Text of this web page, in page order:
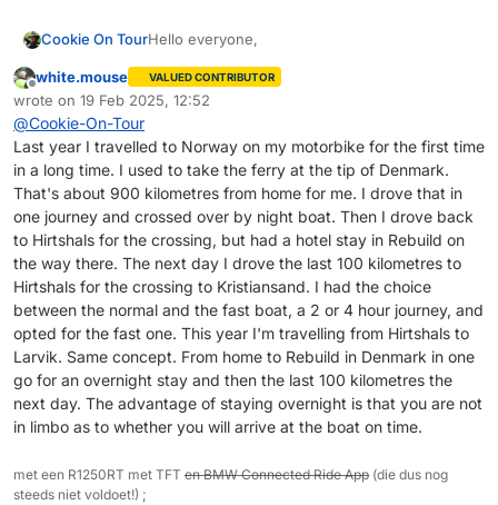
letzten 100 km. Der Vorteil der Übernachtung ist,
dass man nicht in der Schwebe ist, ob man
pünktlich am Boot ankommt.
Cookie On TourHello everyone,
This year we would like to go to Norway. 2
people, a car with trailer. We come from the
half of Germany before we arrive in northern
Germany. I was in Sweden last year. Fantastic.
Now, as I said, it's going to be Norway, and we
want to ‘shorten’ part of it ‘cheaply’ with
ferries. Do you have any routes/ferry
recommendations? Better to take a longer
ferry route or should we split and make a
detour? In total we have three weeks time.
Offline
white.mouse VALUED CONTRIBUTOR
wrote on 19 Feb 2025, 12:52
last edited by
@Cookie-On-Tour
Last year I travelled to Norway on my motorbike for the first time
in a long time. I used to take the ferry at the tip of Denmark.
That's about 900 kilometres from home for me. I drove that in
one journey and crossed over by night boat. Then I drove back
to Hirtshals for the crossing, but had a hotel stay in Rebuild on
the way there. The next day I drove the last 100 kilometres to
Hirtshals for the crossing to Kristiansand. I had the choice
between the normal and the fast boat, a 2 or 4 hour journey, and
opted for the fast one. This year I'm travelling from Hirtshals to
Larvik. Same concept. From home to Rebuild in Denmark in one
go for an overnight stay and then the last 100 kilometres the
next day. The advantage of staying overnight is that you are not
in limbo as to whether you will arrive at the boat on time.
met een R1250RT met TFT en BMW Connected Ride App (die dus nog
steeds niet voldoet!) ;